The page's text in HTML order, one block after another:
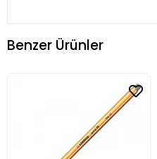
Benzer Ürünler